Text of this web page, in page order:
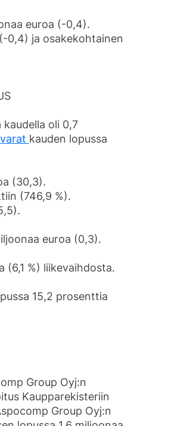
euroa (-0,4).
0,4) ja osakekohtainen
oli 0,7
kauden lopussa
(30,3).
(746,9 %).
euroa (0,3).
%) liikevaihdosta.
15,2 prosenttia
Group Oyj:n
Kaupparekisteriin
Group Oyj:n